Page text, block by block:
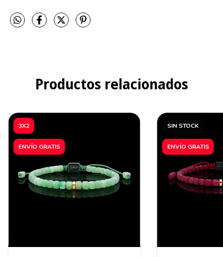
Productos relacionados
3X2
ENVÍO GRATIS
SIN STOCK
ENVÍO GRATIS